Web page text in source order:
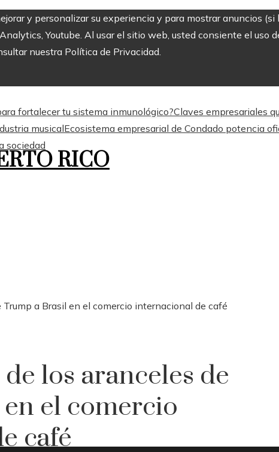
y personalizar su experiencia y para mostrar anuncios
Youtube. Al usar el sitio web, usted consiente el uso
nuestra Política de Privacidad.
fortalecer tu sistema inmunológico?Claves empresariales
musicalEcosistema empresarial de Condado potencia
sociedad
RICO
a Brasil en el comercio internacional de café
los aranceles de
el comercio
café